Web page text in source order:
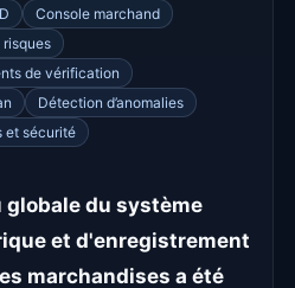
Console marchand
de vérification
Détection d’anomalies
et sécurité
globale du système
et d'enregistrement
marchandises a été